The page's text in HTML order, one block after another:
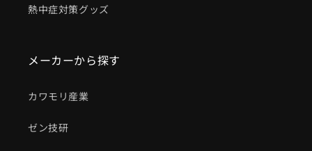
熱中症対策グッズ
メーカーから探す
カワモリ産業
ゼン技研